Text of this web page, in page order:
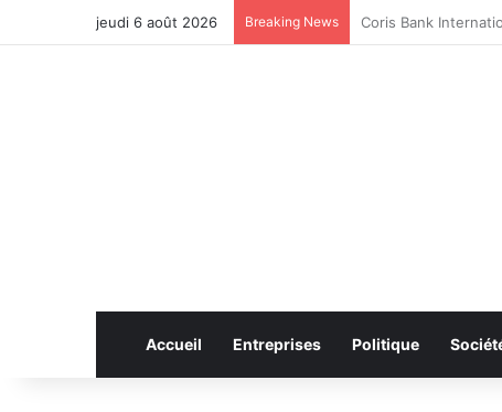
jeudi 6 août 2026 Breaking News CAN féminine 2026
Accueil Entreprises Politique